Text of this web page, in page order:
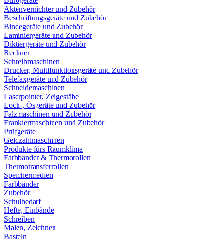
Aktenvernichter und Zubehör
Beschriftungsgeräte und Zubehör
Bindegeräte und Zubehör
Laminiergeräte und Zubehör
Diktiergeräte und Zubehör
Rechner
Schreibmaschinen
Drucker, Multifunktionsgeräte und Zubehör
Telefaxgeräte und Zubehör
Schneidemaschinen
Laserpointer, Zeigestäbe
Loch-, Ösgeräte und Zubehör
Falzmaschinen und Zubehör
Frankiermaschinen und Zubehör
Prüfgeräte
Geldzählmaschinen
Produkte fürs Raumklima
Farbbänder & Thermorollen
Thermotransferrollen
Speichermedien
Farbbänder
Zubehör
Schulbedarf
Hefte, Einbände
Schreiben
Malen, Zeichnen
Basteln